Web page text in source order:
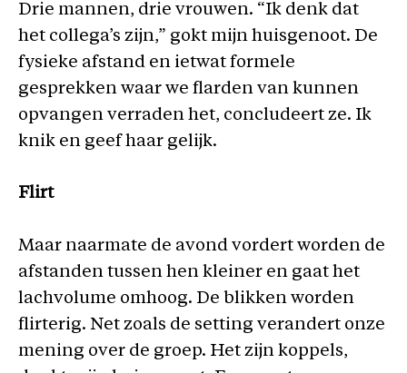
Drie mannen, drie vrouwen. “Ik denk dat
het collega’s zijn,” gokt mijn huisgenoot. De
fysieke afstand en ietwat formele
gesprekken waar we flarden van kunnen
opvangen verraden het, concludeert ze. Ik
knik en geef haar gelijk.
Flirt
Maar naarmate de avond vordert worden de
afstanden tussen hen kleiner en gaat het
lachvolume omhoog. De blikken worden
flirterig. Net zoals de setting verandert onze
mening over de groep. Het zijn koppels,